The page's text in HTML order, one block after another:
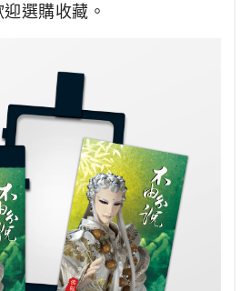
選購收藏。